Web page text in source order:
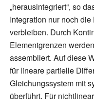
„herausintegriert“, so
Integration nur noch
verbleiben. Durch
Elementgrenzen
assembliert. Auf diese
für lineare partielle
Gleichungssystem mit
überführt. Für